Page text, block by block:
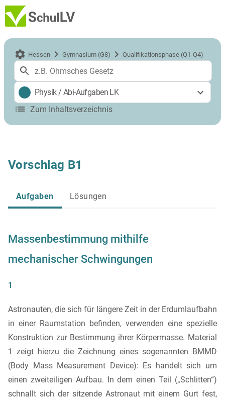
Hessen Gymnasium (G8) Qualifikationsphase (Q1-Q4)
Physik/ Abi-Aufgaben LK
Zum Inhaltsverzeichnis
Vorschlag B1
Aufgaben Lösungen
Massenbestimmung mithilfe
mechanischer Schwingungen
1
Astronauten, die sich für längere Zeit in der Erdumlaufbahn
in einer Raumstation befinden, verwenden eine spezielle
Konstruktion zur Bestimmung ihrer Körpermasse. Material
1 zeigt hierzu die Zeichnung eines sogenannten BMMD
(Body Mass Measurement Device): Es handelt sich um
einen zweiteiligen Aufbau. In dem einen Teil („Schlitten“)
schnallt sich der sitzende Astronaut mit einem Gurt fest,